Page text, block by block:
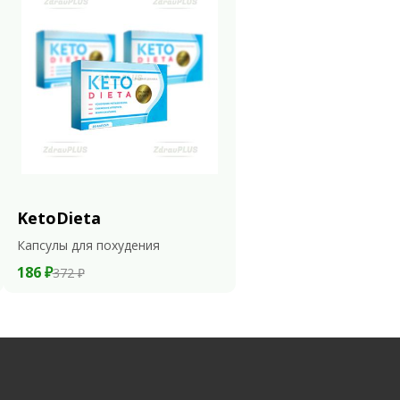
KetoDieta
Капсулы для похудения
186 ₽372 ₽